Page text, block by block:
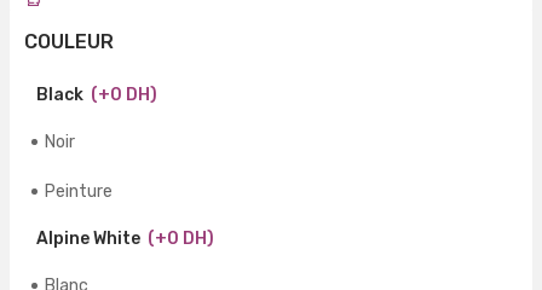
COULEUR
Black (+0 DH)
Noir
Peinture
Alpine White (+0 DH)
Blanc